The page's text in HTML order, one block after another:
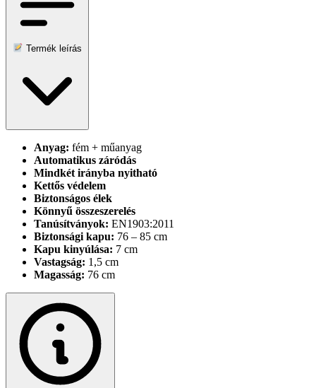
Termék leírás
Anyag: fém + műanyag
Automatikus záródás
Mindkét irányba nyitható
Kettős védelem
Biztonságos élek
Könnyű összeszerelés
Tanúsítványok: EN1903:2011
Biztonsági kapu: 76 – 85 cm
Kapu kinyúlása: 7 cm
Vastagság: 1,5 cm
Magasság: 76 cm